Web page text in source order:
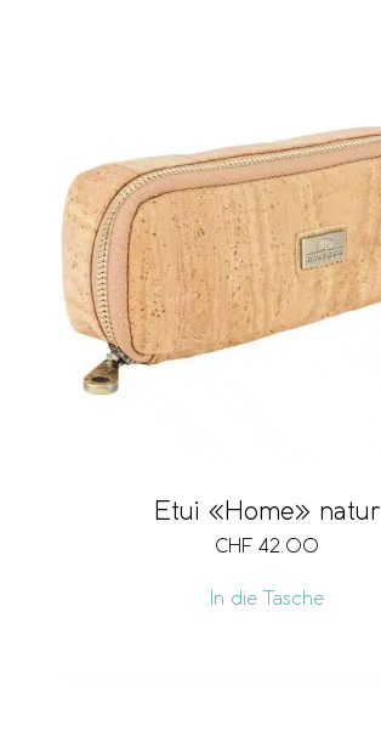
Etui «Home» natur
CHF 42.00
In die Tasche